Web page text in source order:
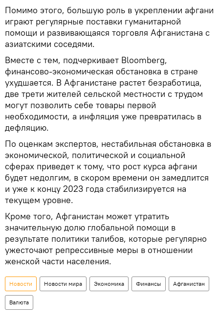
Помимо этого, большую роль в укреплении афгани
играют регулярные поставки гуманитарной
помощи и развивающаяся торговля Афганистана с
азиатскими соседями.
Вместе с тем, подчеркивает Bloomberg,
финансово-экономическая обстановка в стране
ухудшается. В Афганистане растет безработица,
две трети жителей сельской местности с трудом
могут позволить себе товары первой
необходимости, а инфляция уже превратилась в
дефляцию.
По оценкам экспертов, нестабильная обстановка в
экономической, политической и социальной
сферах приведет к тому, что рост курса афгани
будет недолгим, в скором времени он замедлится
и уже к концу 2023 года стабилизируется на
текущем уровне.
Кроме того, Афганистан может утратить
значительную долю глобальной помощи в
результате политики талибов, которые регулярно
ужесточают репрессивные меры в отношении
женской части населения.
Новости Новости мира Экономика Финансы Афганистан
Валюта